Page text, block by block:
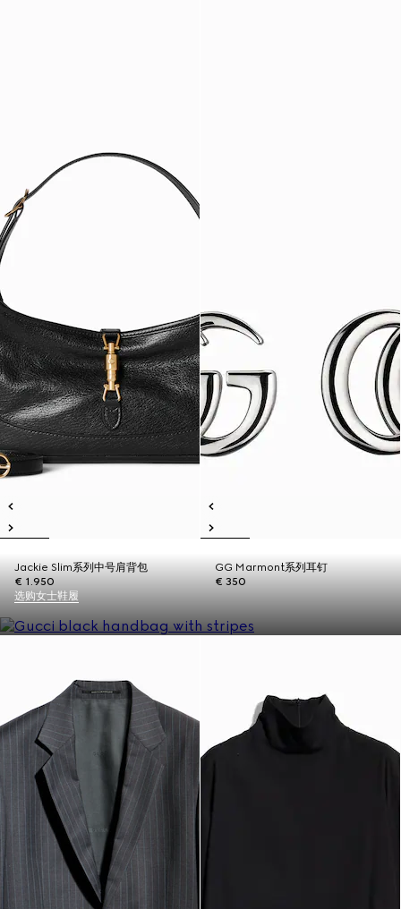
Jackie Slim系列中号肩背包
€ 1.950
GG Marmont系列耳钉
€ 350
选购女士鞋履